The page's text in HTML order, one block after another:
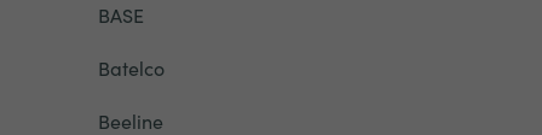
BASE
Batelco
Beeline